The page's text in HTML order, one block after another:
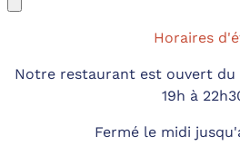
Horaires
Notre restaurant est ouvert du
19h à
Fermé le midi